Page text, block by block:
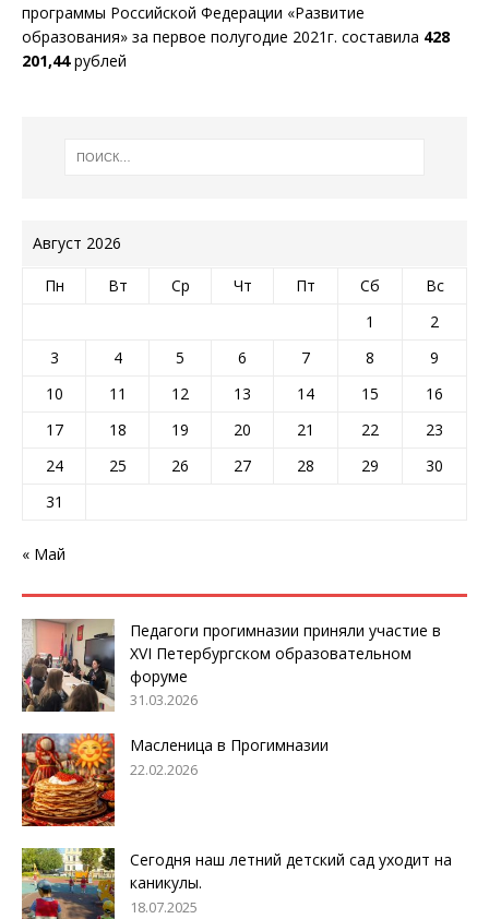
программы Российской Федерации «Развитие
образования» за первое полугодие 2021г. составила 428
201,44рублей
Август 2026
Пн Вт Ср Чт Пт Сб
Вс
1
2
3
4 5 6 7 8
9
10
11 12 13 14 15
16
17
18 19 20 21 22
23
24
25 26 27 28 29
30
31
« Май
Педагоги прогимназии приняли участие в
XVI Петербургском образовательном
форуме
31.03.2026
Масленица в Прогимназии
22.02.2026
Сегодня наш летний детский сад уходит на
каникулы.
18.07.2025